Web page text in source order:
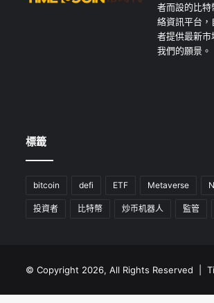
者而設的比
絡資訊平台
者提供最新
我們的願景。
標籤
bitcoin defi ETF Metaverse
投資者 比特幣 炒币机器人 監管
© Copyright 2026, All Rights Reserved |